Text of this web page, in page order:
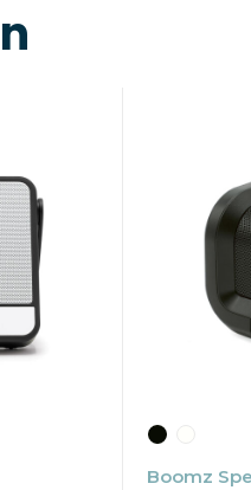
Boomz